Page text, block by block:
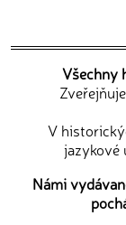
Všechny
V
jazykové
Námi